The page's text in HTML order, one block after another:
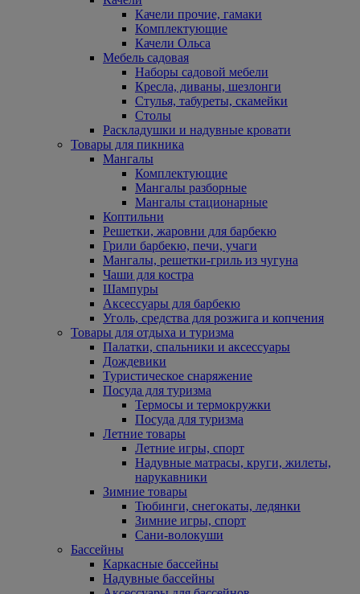
Качели прочие, гамаки
Комплектующие
Качели Ольса
Мебель садовая
Наборы садовой мебели
Кресла, диваны, шезлонги
Стулья, табуреты, скамейки
Столы
Раскладушки и надувные кровати
Товары для пикника
Мангалы
Комплектующие
Мангалы разборные
Мангалы стационарные
Коптильни
Решетки, жаровни для барбекю
Грили барбекю, печи, учаги
Мангалы, решетки-гриль из чугуна
Чаши для костра
Шампуры
Аксессуары для барбекю
Уголь, средства для розжига и копчения
Товары для отдыха и туризма
Палатки, спальники и аксессуары
Дождевики
Туристическое снаряжение
Посуда для туризма
Термосы и термокружки
Посуда для туризма
Летние товары
Летние игры, спорт
Надувные матрасы, круги, жилеты,
нарукавники
Зимние товары
Тюбинги, снегокаты, ледянки
Зимние игры, спорт
Сани-волокуши
Бассейны
Каркасные бассейны
Надувные бассейны